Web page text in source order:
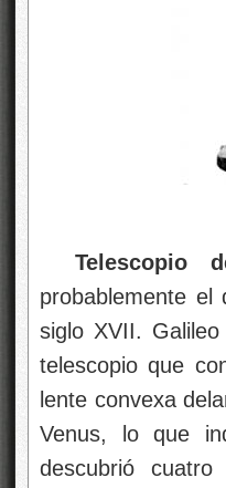
Telescopio
probablemente
siglo XVII.
telescopio que
lente convexa
Venus, lo que
descubrió